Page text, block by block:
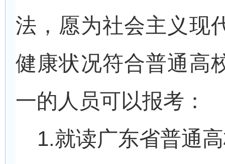
法，愿为社会主义现
健康状况符合普通高
一的人员可以报考：
1.就读广东省普通